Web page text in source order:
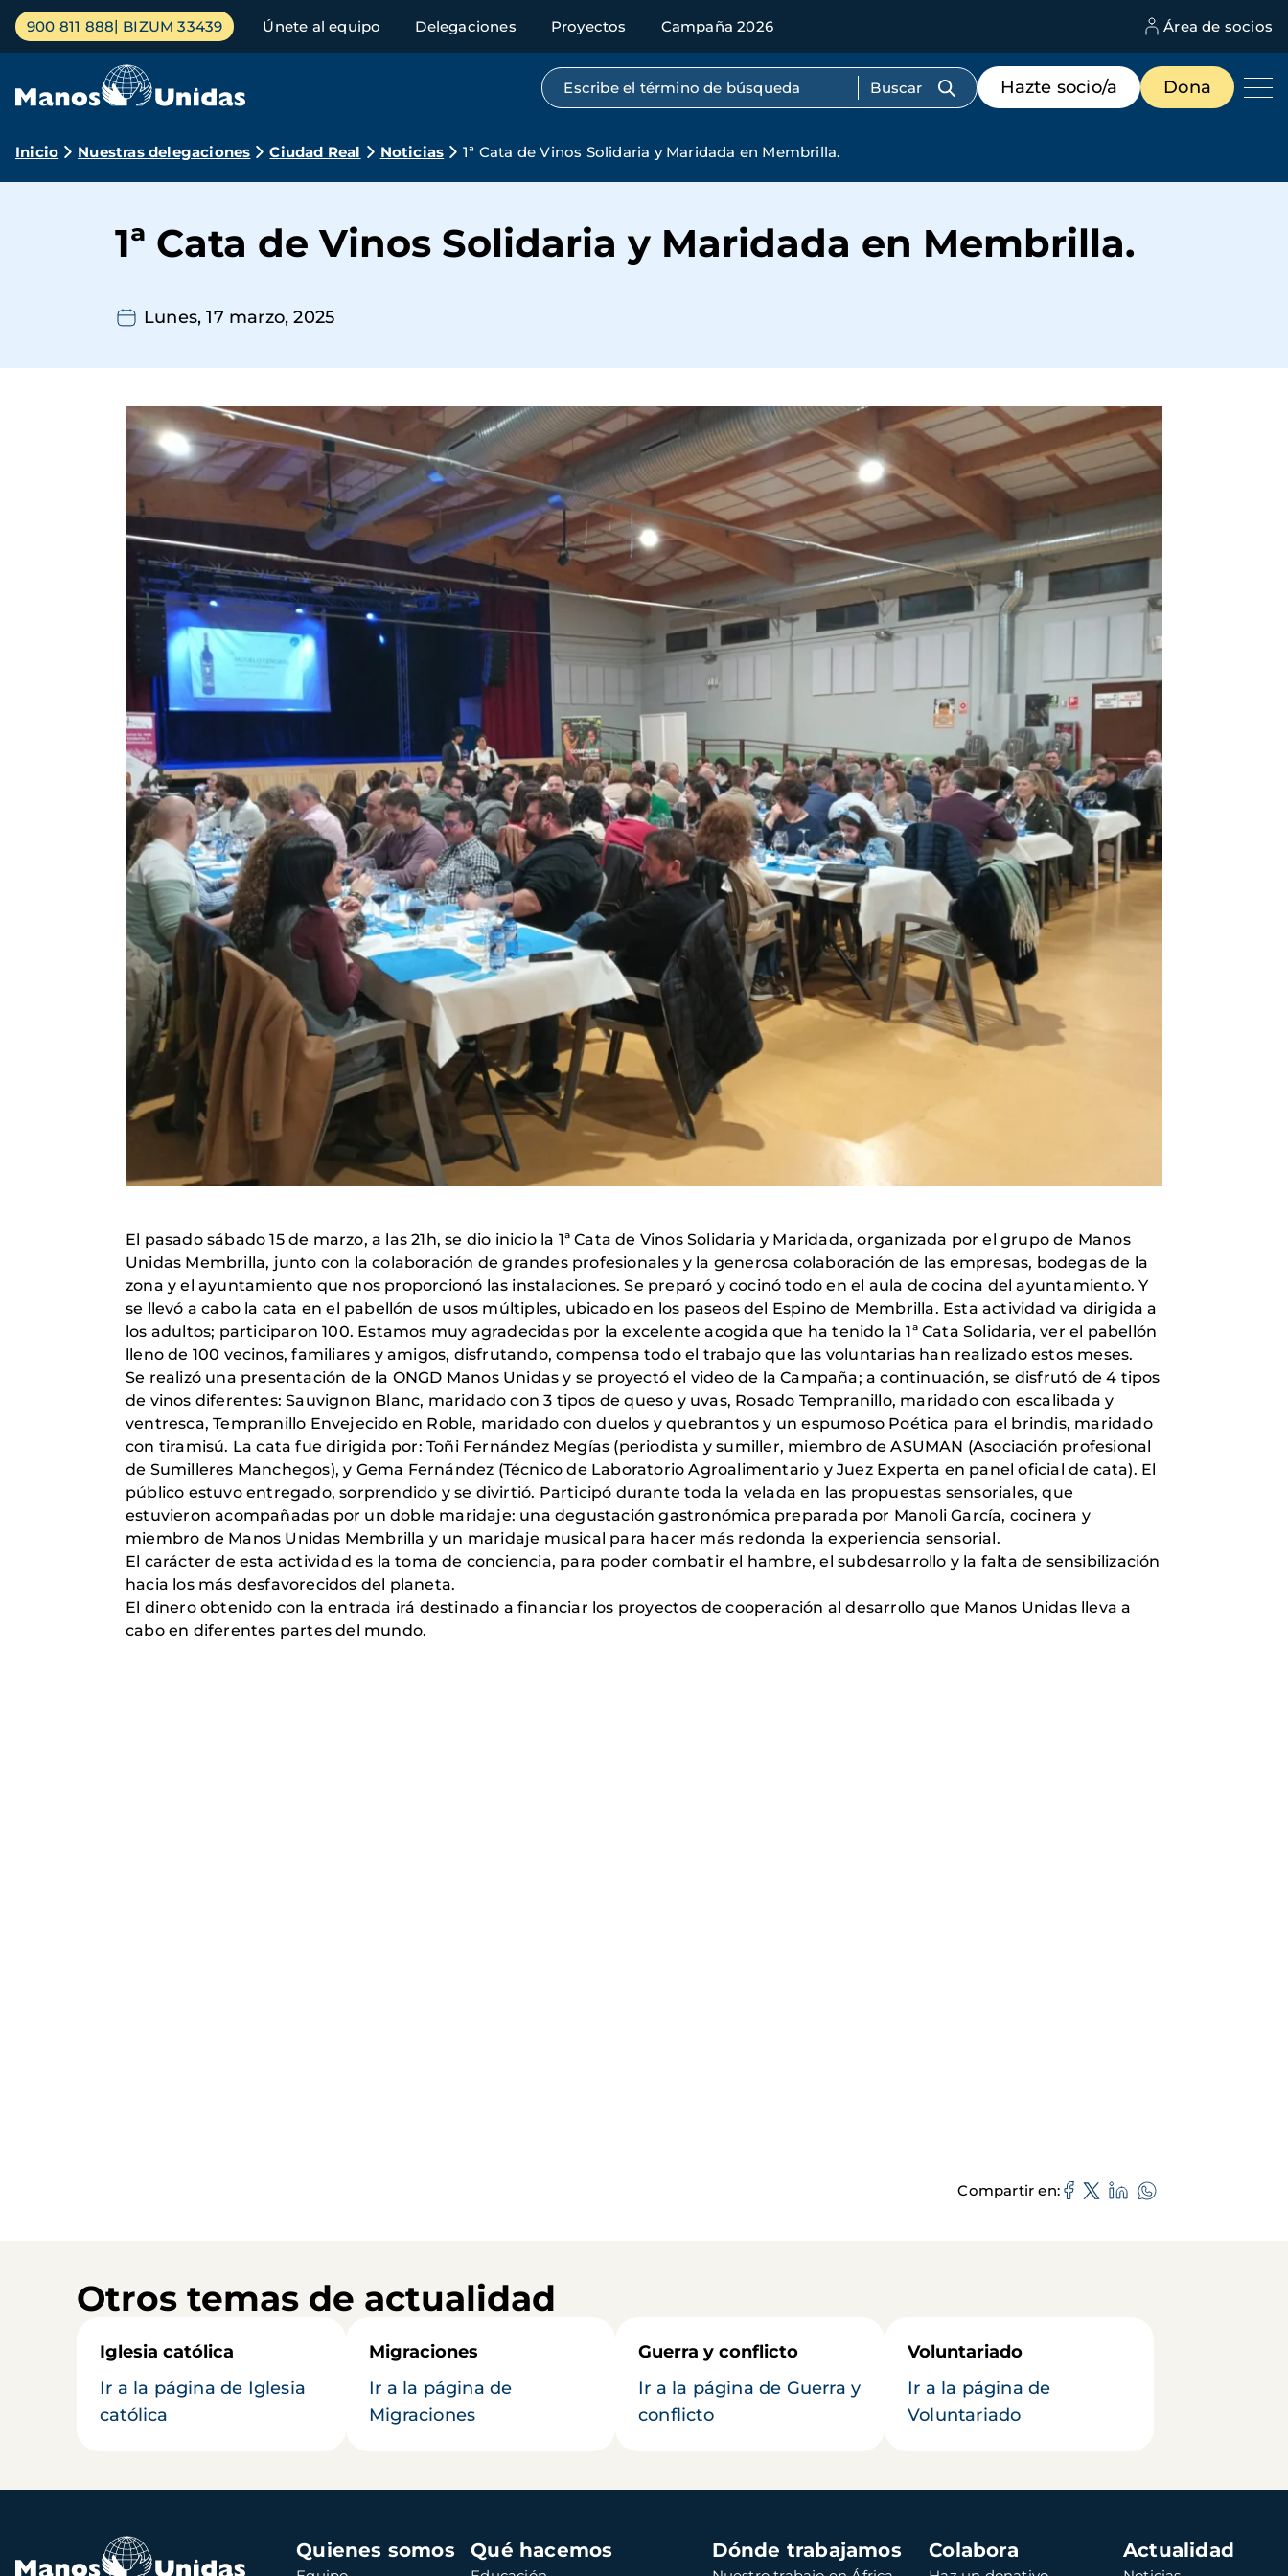
Pasar
contenido
Menú
principal
900 811 888 BIZUM 33439 Únete al equipo Delegaciones Proyectos Campaña 2026 Área de socios
Búsqueda por texto completo
Menú
de
destacados
Hazte socio/a Dona
Ruta
navegación
Inicio Nuestras delegaciones Ciudad Real Noticias 1ª Cata de Vinos Solidaria y Maridada en Membrilla.
1ª Cata de Vinos Solidaria y Maridada en Membrilla.
Lunes, 17 marzo, 2025
El pasado sábado 15 de marzo, a las 21h, se dio inicio la 1ª Cata de Vinos Solidaria y Maridada, organizada por el grupo de Manos
Unidas Membrilla, junto con la colaboración de grandes profesionales y la generosa colaboración de las empresas, bodegas de la
zona y el ayuntamiento que nos proporcionó las instalaciones. Se preparó y cocinó todo en el aula de cocina del ayuntamiento. Y
se llevó a cabo la cata en el pabellón de usos múltiples, ubicado en los paseos del Espino de Membrilla. Esta actividad va dirigida a
los adultos; participaron 100. Estamos muy agradecidas por la excelente acogida que ha tenido la 1ª Cata Solidaria, ver el pabellón
lleno de 100 vecinos, familiares y amigos, disfrutando, compensa todo el trabajo que las voluntarias han realizado estos meses.
Se realizó una presentación de la ONGD Manos Unidas y se proyectó el video de la Campaña; a continuación, se disfrutó de 4 tipos
de vinos diferentes: Sauvignon Blanc, maridado con 3 tipos de queso y uvas, Rosado Tempranillo, maridado con escalibada y
ventresca, Tempranillo Envejecido en Roble, maridado con duelos y quebrantos y un espumoso Poética para el brindis, maridado
con tiramisú. La cata fue dirigida por: Toñi Fernández Megías (periodista y sumiller, miembro de ASUMAN (Asociación profesional
de Sumilleres Manchegos), y Gema Fernández (Técnico de Laboratorio Agroalimentario y Juez Experta en panel oficial de cata). El
público estuvo entregado, sorprendido y se divirtió. Participó durante toda la velada en las propuestas sensoriales, que
estuvieron acompañadas por un doble maridaje: una degustación gastronómica preparada por Manoli García, cocinera y
miembro de Manos Unidas Membrilla y un maridaje musical para hacer más redonda la experiencia sensorial.
El carácter de esta actividad es la toma de conciencia, para poder combatir el hambre, el subdesarrollo y la falta de sensibilización
hacia los más desfavorecidos del planeta.
El dinero obtenido con la entrada irá destinado a financiar los proyectos de cooperación al desarrollo que Manos Unidas lleva a
cabo en diferentes partes del mundo.
Compartir en
Otros temas de actualidad
Iglesia católica
Ir a la página de Iglesia
católica
Migraciones
Ir a la página de
Migraciones
Guerra y conflicto
Ir a la página de Guerra y
conflicto
Voluntariado
Ir a la página de
Voluntariado
Navegación
principal
Quienes somos Qué hacemos Dónde trabajamos Colabora Actualidad